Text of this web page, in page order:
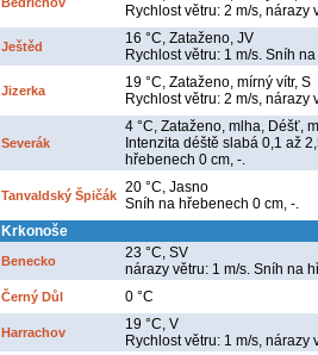
Rychlost větru: 2 m/s, nárazy
Ještěd
16 °C, Zataženo, JV
Rychlost větru: 1 m/s. Sníh
Jizerka
19 °C, Zataženo, mírný vítr, S
Rychlost větru: 2 m/s, nárazy
Severák
4 °C, Zataženo, mlha, Déšť,
Intenzita déště slabá 0,1 až
hřebenech 0 cm, -.
Tanvaldský Špičák 20 °C, Jasno
Sníh na hřebenech 0 cm, -.
Krkonoše
Benecko
23 °C, SV
nárazy větru: 1 m/s. Sníh na
Černý Důl 0 °C
Harrachov
19 °C, V
Rychlost větru: 1 m/s, nárazy